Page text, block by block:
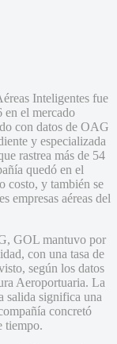
Inteligentes fue
en el mercado
con datos de OAG
y especializada
rastrea más de 54
quedó en el
costo, y también se
empresas aéreas del
GOL mantuvo por
con una tasa de
según los datos
Aeroportuaria. La
salida significa una
concretó
tiempo.